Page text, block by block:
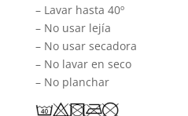
– Lavar hasta 40º
– No usar lejía
– No usar secadora
– No lavar en seco
– No planchar